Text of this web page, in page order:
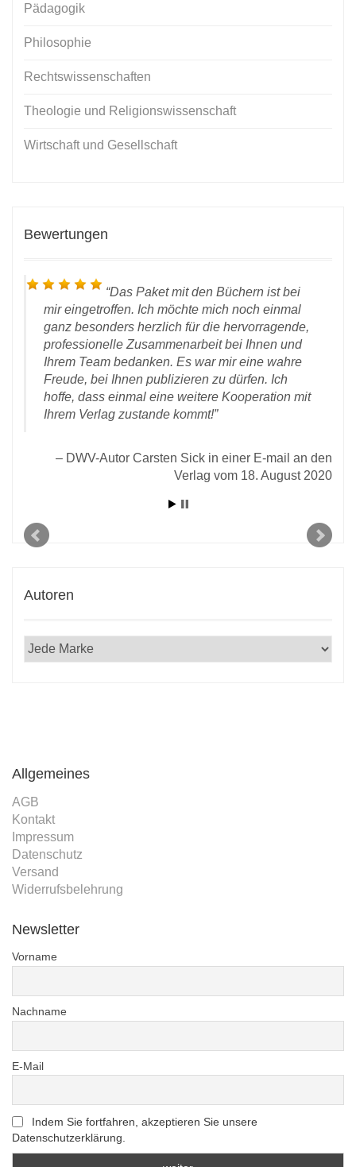
Pädagogik
Philosophie
Rechtswissenschaften
Theologie und Religionswissenschaft
Wirtschaft und Gesellschaft
Bewertungen
Das Paket mit den Büchern ist bei
mir eingetroffen. Ich möchte mich noch einmal
ganz besonders herzlich für die hervorragende,
professionelle Zusammenarbeit bei Ihnen und
Ihrem Team bedanken. Es war mir eine wahre
Freude, bei Ihnen publizieren zu dürfen. Ich
hoffe, dass einmal eine weitere Kooperation mit
Ihrem Verlag zustande kommt!
DWV-Autor Carsten Sick in einer E-mail an den
Verlag vom 18. August 2020
Autoren
Allgemeines
AGB
Kontakt
Impressum
Datenschutz
Versand
Widerrufsbelehrung
Newsletter
Vorname
Nachname
E-Mail
Indem Sie fortfahren, akzeptieren Sie unsere
Datenschutzerklärung.